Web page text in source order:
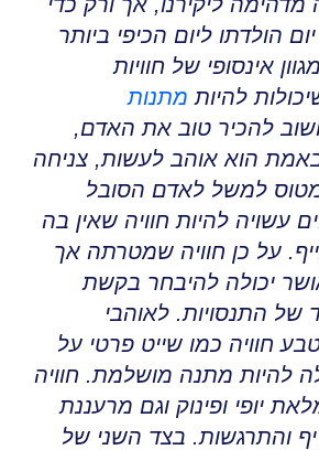
הולדתו ליום הכיפי ביותר
אינסופי של חוויות
להיות מתנות
להכיר טוב את האדם,
הוא אוהב לעשות, צניחה
למשל לאדם הסובל
עשויה להיות חוויה שאין בה
. על כן חוויה שמטרתה אך
יכולה להיבחר בקשת
של התנסויות. לאוהבי
חוויה כמו שייט פרטי על
להיות מתנה מושלמת. חוויה
יופי ופינוק וגם מרעננת
והתרגשות. בצד השני של